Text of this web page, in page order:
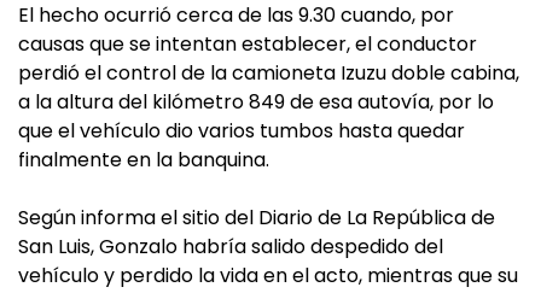
El hecho ocurrió cerca de las 9.30 cuando, por
causas que se intentan establecer, el conductor
perdió el control de la camioneta Izuzu doble cabina,
a la altura del kilómetro 849 de esa autovía, por lo
que el vehículo dio varios tumbos hasta quedar
finalmente en la banquina.
Según informa el sitio del Diario de La República de
San Luis, Gonzalo habría salido despedido del
vehículo y perdido la vida en el acto, mientras que su